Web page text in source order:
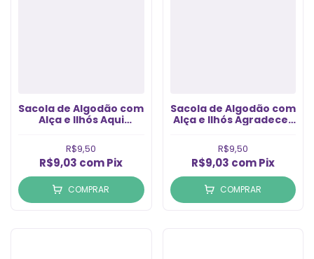
Sacola de Algodão com
Alça e Ilhós Aqui
Amor 19x18cm (1un)
R$9,50
R$9,03 comPix
COMPRAR
Sacola de Algodão com
Alça e Ilhós Agradecer
Coisas Boas 18x18 (1un)
R$9,50
R$9,03 com Pix
COMPRAR